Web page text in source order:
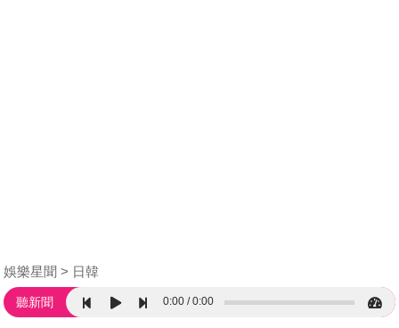
娛樂星聞 日韓
聽新聞 0:00 0:00